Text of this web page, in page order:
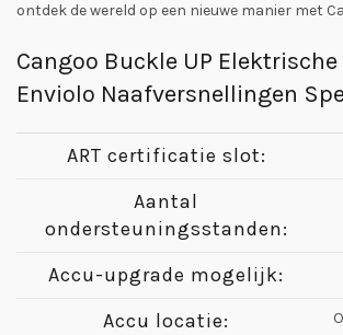
ontdek de wereld op een nieuwe manier met
Cangoo Buckle UP
Enviolo Naafversnellingen
ART certificatie slot:
Aantal
ondersteuningsstanden:
Accu-upgrade mogelijk:
Accu locatie: